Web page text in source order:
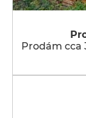
Prodám cca